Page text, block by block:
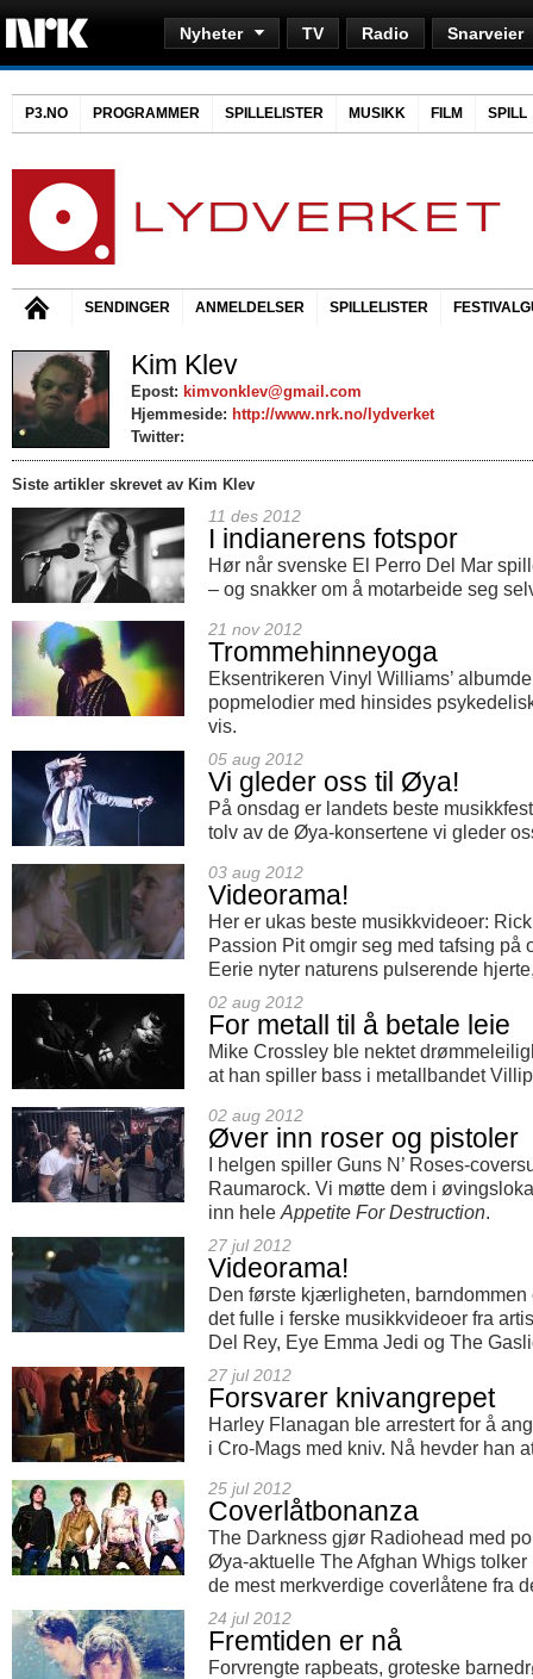
Nyheter TV Radio Snarveier
P3.NO PROGRAMMER SPILLELISTER MUSIKK FILM SPILL
SENDINGER ANMELDELSER SPILLELISTER
Kim Klev
Epost: kimvonklev@gmail.com
Hjemmeside: http://www.nrk.no/lydverket
Twitter:
Siste artikler skrevet av Kim Klev
11 des 2012
I indianerens fotspor
Hør når svenske El Perro Del Mar
– og snakker om å motarbeide seg
21 nov 2012
Trommehinneyoga
Eksentrikeren Vinyl Williams’
popmelodier med hinsides
vis.
05 aug 2012
Vi gleder oss til Øya!
På onsdag er landets beste
tolv av de Øya-konsertene vi gleder
03 aug 2012
Videorama!
Her er ukas beste musikkvideoer:
Passion Pit omgir seg med tafsing på
Eerie nyter naturens pulserende
02 aug 2012
For metall til å betale leie
Mike Crossley ble nektet
at han spiller bass i metallbandet
02 aug 2012
Øver inn roser og pistoler
I helgen spiller Guns N’ Roses-
Raumarock. Vi møtte dem i
inn hele Appetite For Destruction.
27 jul 2012
Videorama!
Den første kjærligheten,
det fulle i ferske musikkvideoer fra
Del Rey, Eye Emma Jedi og The
27 jul 2012
Forsvarer knivangrepet
Harley Flanagan ble arrestert for å
i Cro-Mags med kniv. Nå hevder han
25 jul 2012
Coverlåtbonanza
The Darkness gjør Radiohead med
Øya-aktuelle The Afghan Whigs
de mest merkverdige coverlåtene fra
24 jul 2012
Fremtiden er nå
Forvrengte rapbeats, groteske